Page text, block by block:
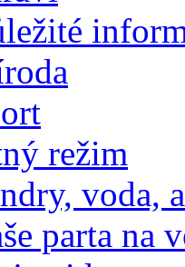
režim
voda,
parta na